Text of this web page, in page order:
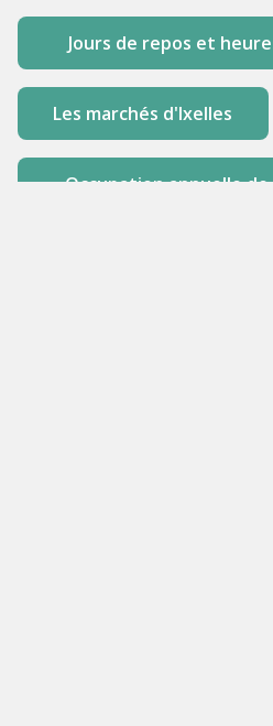
Jours de repos et
Les marchés d'Ixelles
Occupation annuelle